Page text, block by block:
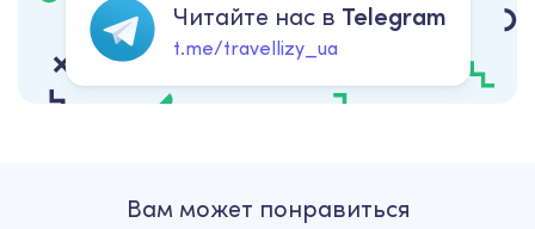
Читайте нас в Telegram
t.me/travellizy_ua
Вам может понравиться